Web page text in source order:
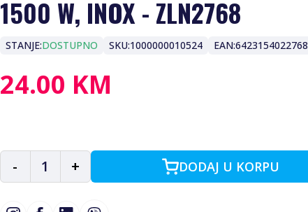
1500 W, INOX - ZLN2768
STANJE:DOSTUPNO SKU:1000000010524 EAN:6423154022768
24.00 KM
- 1 + DODAJ U KORPU